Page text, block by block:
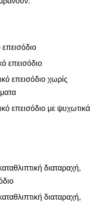
επεισόδιο
επεισόδιο
επεισόδιο χωρίς
επεισόδιο με ψυχωτικά
διαταραχή,
διαταραχή,